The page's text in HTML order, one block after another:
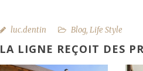
luc.dentin Blog, Life Style
LA LIGNE REÇOIT DES